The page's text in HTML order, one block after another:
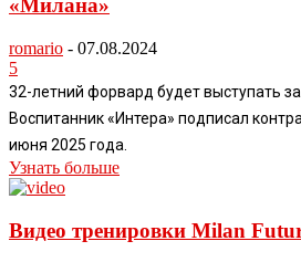
«Милана»
romario - 07.08.2024
5
32-летний форвард будет выступать
Воспитанник «Интера» подписал
июня 2025 года.
Узнать больше
Видео тренировки Milan